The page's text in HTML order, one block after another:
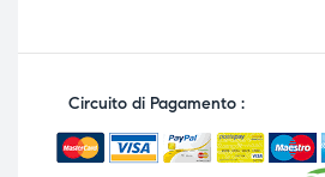
Circuito di Pagamento :